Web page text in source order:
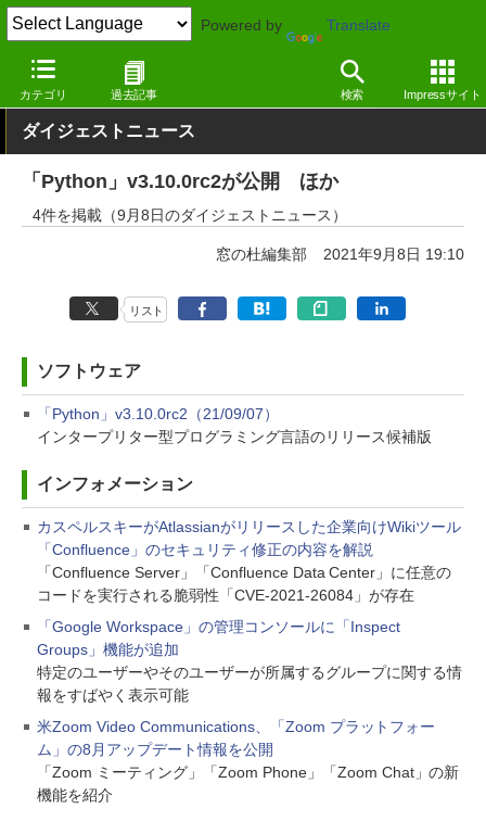
Powered by Translate
カテゴリ 過去記事 検索 Impressサイト
窓の杜 その他の話題 アップデート
ダイジェストニュース
「Python」v3.10.0rc2が公開 ほか
4件を掲載（9月8日のダイジェストニュース）
窓の杜編集部 2021年9月8日 19:10
リスト
ソフトウェア
「Python」v3.10.0rc2（21/09/07）
インタープリター型プログラミング言語のリリース候補版
インフォメーション
カスペルスキーがAtlassianがリリースした企業向けWikiツール
「Confluence」のセキュリティ修正の内容を解説
「Confluence Server」「Confluence Data Center」に任意の
コードを実行される脆弱性「CVE-2021-26084」が存在
「Google Workspace」の管理コンソールに「Inspect
Groups」機能が追加
特定のユーザーやそのユーザーが所属するグループに関する情
報をすばやく表示可能
米Zoom Video Communications、「Zoom プラットフォー
ム」の8月アップデート情報を公開
「Zoom ミーティング」「Zoom Phone」「Zoom Chat」の新
機能を紹介